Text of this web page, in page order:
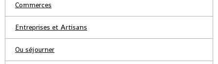
Commerces
Entreprises et Artisans
Ou séjourner